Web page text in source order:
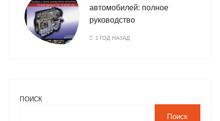
автомобилей: полное
руководство
1 ГОД НАЗАД
ПОИСК
Поиск